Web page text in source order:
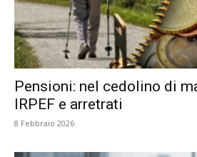
Pensioni: nel cedolino di
IRPEF e arretrati
8 Febbraio 2026